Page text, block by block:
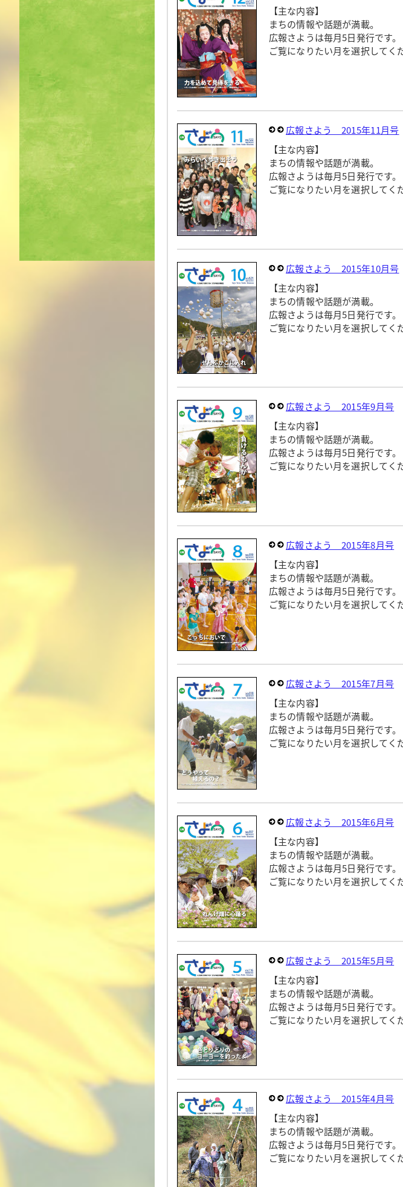
【主な内容】
まちの情報や話題が満載。
広報さようは毎月5日発行です。
ご覧になりたい月を選択してく
広報さよう 2015年11月号
【主な内容】
まちの情報や話題が満載。
広報さようは毎月5日発行です。
ご覧になりたい月を選択してく
広報さよう 2015年10月号
【主な内容】
まちの情報や話題が満載。
広報さようは毎月5日発行です。
ご覧になりたい月を選択してく
広報さよう 2015年9月号
【主な内容】
まちの情報や話題が満載。
広報さようは毎月5日発行です。
ご覧になりたい月を選択してく
広報さよう 2015年8月号
【主な内容】
まちの情報や話題が満載。
広報さようは毎月5日発行です。
ご覧になりたい月を選択してく
広報さよう 2015年7月号
【主な内容】
まちの情報や話題が満載。
広報さようは毎月5日発行です。
ご覧になりたい月を選択してく
広報さよう 2015年6月号
【主な内容】
まちの情報や話題が満載。
広報さようは毎月5日発行です。
ご覧になりたい月を選択してく
広報さよう 2015年5月号
【主な内容】
まちの情報や話題が満載。
広報さようは毎月5日発行です。
ご覧になりたい月を選択してく
広報さよう 2015年4月号
【主な内容】
まちの情報や話題が満載。
広報さようは毎月5日発行です。
ご覧になりたい月を選択してく